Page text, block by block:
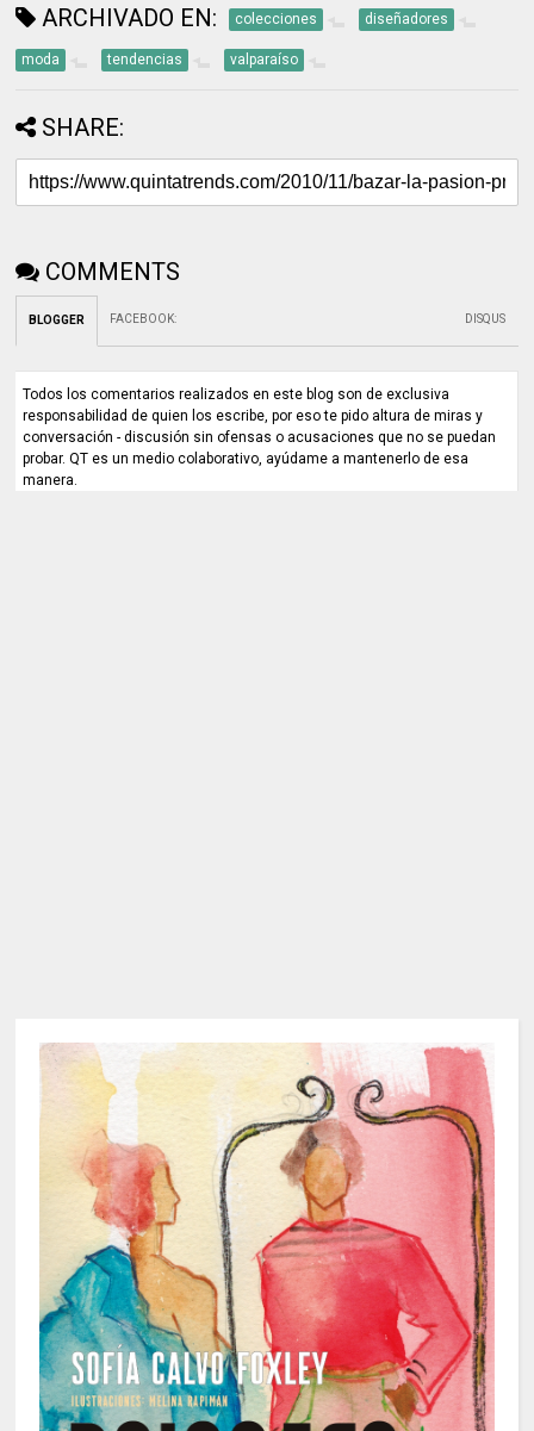
ARCHIVADO EN: colecciones diseñadores
moda tendencias valparaíso
SHARE:
COMMENTS
BLOGGER FACEBOOK: DISQUS
Todos los comentarios realizados en este blog son de exclusiva
responsabilidad de quien los escribe, por eso te pido altura de miras y
conversación - discusión sin ofensas o acusaciones que no se puedan
probar. QT es un medio colaborativo, ayúdame a mantenerlo de esa
manera.